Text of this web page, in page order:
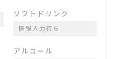
ソフトドリンク
情報入力待ち
アルコール